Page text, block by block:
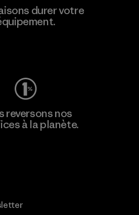
durer votre
reversons nos
à la planète.